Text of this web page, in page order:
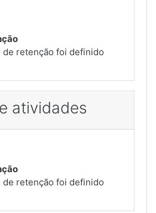
de retenção foi definido
atividades
de retenção foi definido